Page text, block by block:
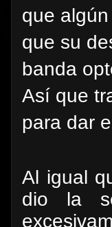
que
que su
banda
Así que
para dar
Al igual
dio la